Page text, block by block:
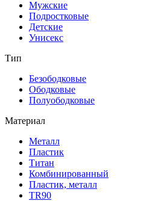
Мужские
Подростковые
Детские
Унисекс
Тип
Безободковые
Ободковые
Полуободковые
Материал
Металл
Пластик
Титан
Комбинированный
Пластик, металл
TR90